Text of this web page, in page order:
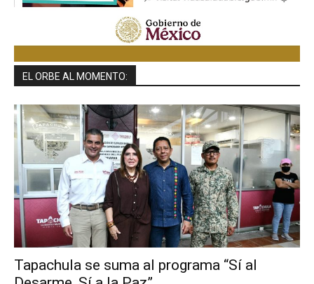
EL ORBE AL MOMENTO:
Tapachula se suma al programa “Sí al